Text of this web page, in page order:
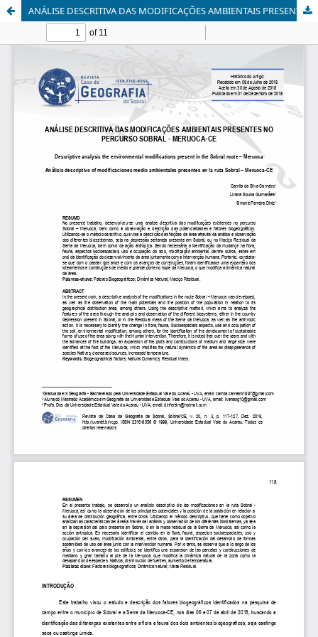
ANÁLISE DESCRITIVA DAS MODIFICAÇÕES AMBIENTAIS PRESENTES NO PERCURSO SOBRAL – MERUOCA-CE